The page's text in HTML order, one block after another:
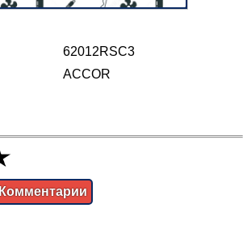
62012RSC3
ACCOR
Комментарии